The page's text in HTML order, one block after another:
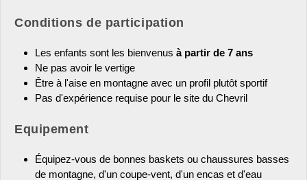
Conditions de participation
Les enfants sont les bienvenus à partir de 7 ans
Ne pas avoir le vertige
Être à l'aise en montagne avec un profil plutôt sportif
Pas d'expérience requise pour le site du Chevril
Equipement
Équipez-vous de bonnes baskets ou chaussures basses
de montagne, d'un coupe-vent, d'un encas et d'eau